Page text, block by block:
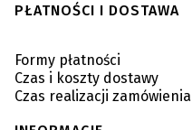
PŁATNOŚCI I DOSTAWA
Formy płatności
Czas i koszty dostawy
Czas realizacji zamówienia